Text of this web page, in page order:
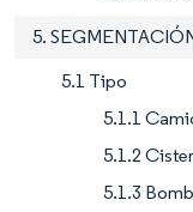
5.
5.1 Tipo
5.1.1
5.1.2
5.1.3